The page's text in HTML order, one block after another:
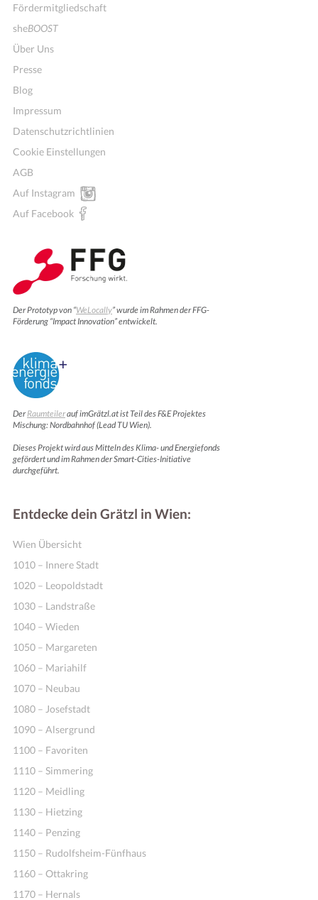
Fördermitgliedschaft
sheBOOST
Über Uns
Presse
Blog
Impressum
Datenschutzrichtlinien
Cookie Einstellungen
AGB
Auf Instagram
Auf Facebook
Der Prototyp von “WeLocally” wurde im Rahmen der FFG-
Förderung “Impact Innovation” entwickelt.
DerRaumteilerauf imGrätzl.at ist Teil des F&E Projektes
Mischung: Nordbahnhof (Lead TU Wien).
Dieses Projekt wird aus Mitteln des Klima- und Energiefonds
gefördert und im Rahmen der Smart-Cities-Initiative
durchgeführt.
Entdecke dein Grätzl in Wien:
Wien Übersicht
1010 – Innere Stadt
1020 – Leopoldstadt
1030 – Landstraße
1040 – Wieden
1050 – Margareten
1060 – Mariahilf
1070 – Neubau
1080 – Josefstadt
1090 – Alsergrund
1100 – Favoriten
1110 – Simmering
1120 – Meidling
1130 – Hietzing
1140 – Penzing
1150 – Rudolfsheim-Fünfhaus
1160 – Ottakring
1170 – Hernals